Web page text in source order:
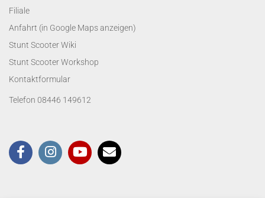
Filiale
Anfahrt (in Google Maps anzeigen)
Stunt Scooter Wiki
Stunt Scooter Workshop
Kontaktformular
Telefon 08446 149612